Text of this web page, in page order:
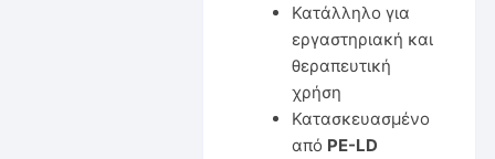
Κατάλληλο για
εργαστηριακή και
θεραπευτική
χρήση
Κατασκευασμένο
από PE-LD